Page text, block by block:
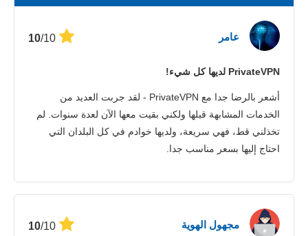
خدمة الزبائن
عامر /10
PrivateVPN لديها كل شيء!
أشعر بالرضا جدا مع PrivateVPN - لقد جربت العديد من
الخدمات المشابهة قبلها ولكني بقيت معها الآن لعدة سنوات. لم
تخذلني قط، فهي سريعة، ولديها خوادم في كل البلدان التي
احتاج إليها بسعر مناسب جدا.
مجهول الهوية /10